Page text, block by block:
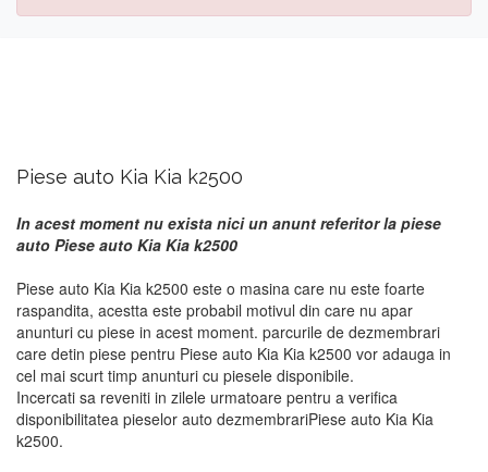
Piese auto Kia Kia k2500
In acest moment nu exista nici un anunt referitor la piese
auto Piese auto Kia Kia k2500
Piese auto Kia Kia k2500 este o masina care nu este foarte
raspandita, acestta este probabil motivul din care nu apar
anunturi cu piese in acest moment. parcurile de dezmembrari
care detin piese pentru Piese auto Kia Kia k2500 vor adauga in
cel mai scurt timp anunturi cu piesele disponibile.
Incercati sa reveniti in zilele urmatoare pentru a verifica
disponibilitatea pieselor auto dezmembrariPiese auto Kia Kia
k2500.